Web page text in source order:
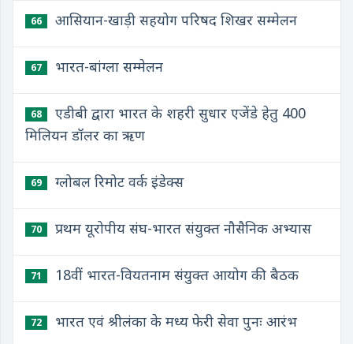
66 आसियान-खाड़ी सहयोग परिषद शिखर सम्मेलन
67 भारत-बांग्ला सम्मेलन
68
एडीबी द्वारा भारत के शहरी सुधार एजेंडे हेतु 400
मिलियन डॉलर का ऋण
69 ग्लोबल रिमोट वर्क इंडेक्स
70 प्रथम यूरोपीय संघ-भारत संयुक्त नौसैनिक अभ्यास
71 18वीं भारत-वियतनाम संयुक्त आयोग की बैठक
72 भारत एवं श्रीलंका के मध्य फेरी सेवा पुनः आरंभ